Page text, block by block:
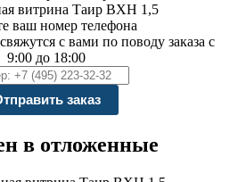
витрина Таир ВХН 1,5
ваш номер телефона
с вами по поводу заказа с
9:00 до 18:00
в отложенные